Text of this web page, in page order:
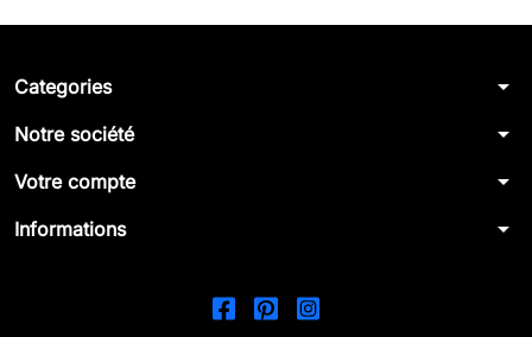
Categories arrow_drop_down
Notre société arrow_drop_down
Votre compte arrow_drop_down
Informations arrow_drop_down